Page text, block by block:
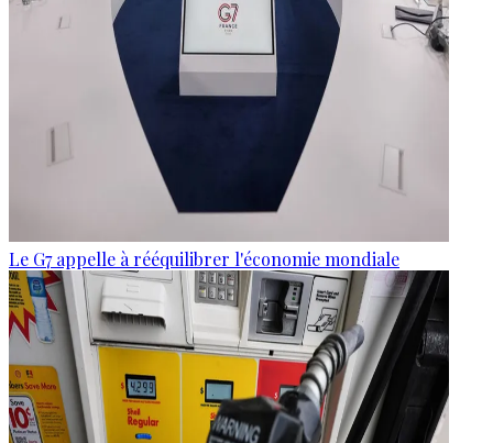
Le G7 appelle à rééquilibrer l'économie mondiale